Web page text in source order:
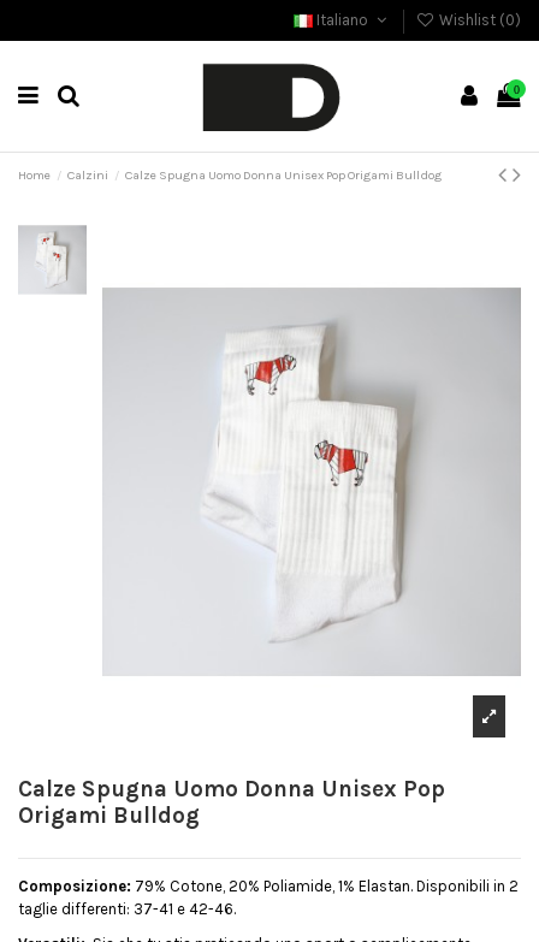
Italiano Wishlist (0)
0
Home Calzini Calze Spugna Uomo Donna Unisex Pop Origami Bulldog
Calze Spugna Uomo Donna Unisex Pop
Origami Bulldog
Composizione: 79% Cotone, 20% Poliamide, 1% Elastan. Disponibili in 2
taglie differenti: 37-41 e 42-46.